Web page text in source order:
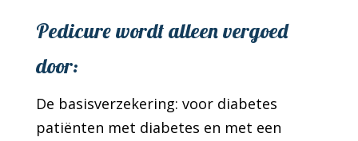
Pedicure wordt alleen vergoed
door:
De basisverzekering: voor diabetes
patiënten met diabetes en met een